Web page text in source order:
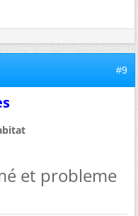
#9
et probleme